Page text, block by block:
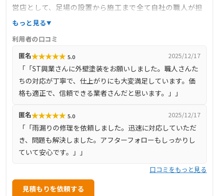
営店として、足場の設置から施工まで全て自社の職人が担
当し、下請け業者を介さないことで中間マージンを排除
的にこだわり、外壁や屋根の塗装を通じて、長期間安心し
て住める住環境を提供することを目指しています。お客様
とのコミュニケーションを重視し、工事の進捗状況を日々
報告することで、不安や疑問を解消し、信頼関係を築いて
います。府中市を中心に、東京都全域および近隣県にも対
もっと見る
利用者の口コミ
匿名★★★★★ 5.0 2025/12/17
「「ST興業さんに外壁塗装をお願いしました。職人さんた
ちの対応が丁寧で、仕上がりにも大変満足しています。価
格も適正で、信頼できる業者さんだと思います。」」
匿名★★★★★ 5.0 2025/12/17
「「雨漏りの修理を依頼しました。迅速に対応していただ
き、問題も解決しました。アフターフォローもしっかりし
ていて安心です。」」
口コミをもっと見る
見積もりを依頼する